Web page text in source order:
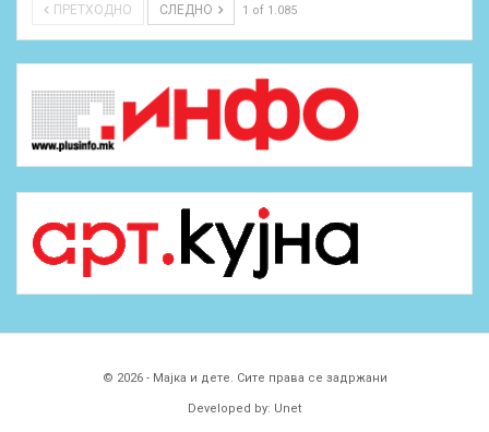
ПРЕТХОДНО СЛЕДНО 1 of 1.085
© 2026 - Мајка и дете. Сите права се задржани
Developed by: Unet